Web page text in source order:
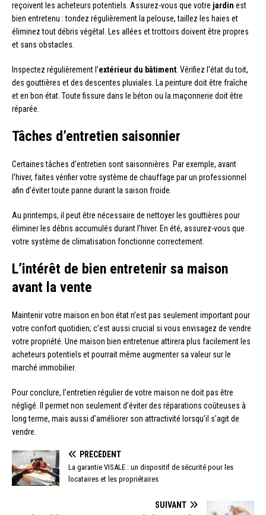
reçoivent les acheteurs potentiels. Assurez-vous que votre jardin est
bien entretenu : tondez régulièrement la pelouse, taillez les haies et
éliminez tout débris végétal. Les allées et trottoirs doivent être propres
et sans obstacles.
Inspectez régulièrement l’extérieur du bâtiment. Vérifiez l’état du toit,
des gouttières et des descentes pluviales. La peinture doit être fraîche
et en bon état. Toute fissure dans le béton ou la maçonnerie doit être
réparée.
Tâches d’entretien saisonnier
Certaines tâches d’entretien sont saisonnières. Par exemple, avant
l’hiver, faites vérifier votre système de chauffage par un professionnel
afin d’éviter toute panne durant la saison froide.
Au printemps, il peut être nécessaire de nettoyer les gouttières pour
éliminer les débris accumulés durant l’hiver. En été, assurez-vous que
votre système de climatisation fonctionne correctement.
L’intérêt de bien entretenir sa maison
avant la vente
Maintenir votre maison en bon état n’est pas seulement important pour
votre confort quotidien; c’est aussi crucial si vous envisagez de vendre
votre propriété. Une maison bien entretenue attirera plus facilement les
acheteurs potentiels et pourrait même augmenter sa valeur sur le
marché immobilier.
Pour conclure, l’entretien régulier de votre maison ne doit pas être
négligé. Il permet non seulement d’éviter des réparations coûteuses à
long terme, mais aussi d’améliorer son attractivité lorsqu’il s’agit de
vendre.
PRÉCÉDENT
La garantie VISALE : un dispositif de sécurité pour les
locataires et les propriétaires
SUIVANT